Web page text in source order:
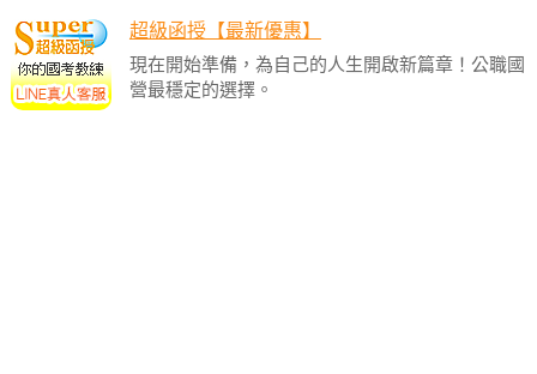
超級函授【最新優惠】
現在開始準備，為自己的人生開啟新篇章！公職國
營最穩定的選擇。